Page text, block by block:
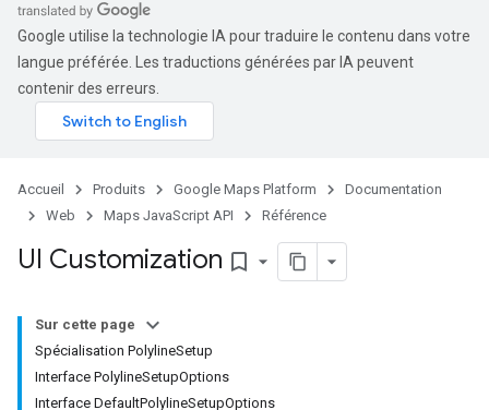
Google utilise la technologie IA pour traduire le contenu dans votre
langue préférée. Les traductions générées par IA peuvent
contenir des erreurs.
Accueil Produits Google Maps Platform
Documentation
Web
Maps JavaScript API Référence
UI Customization bookmark_border
Sur cette page
Spécialisation PolylineSetup
Interface PolylineSetupOptions
Interface DefaultPolylineSetupOptions